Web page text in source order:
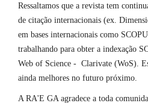
Ressaltamos que a revista tem
de citação internacionais (ex.
em bases internacionais como
trabalhando para obter a indexação
Web of Science - Clarivate (WoS).
ainda melhores no futuro próximo.
A RA'E GA agradece a toda